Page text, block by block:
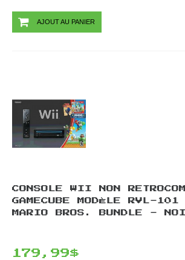
AJOUT AU PANIER
CONSOLE WII NON
GAMECUBE MODÈLE RVL-101
MARIO BROS. BUNDLE -
179,99$